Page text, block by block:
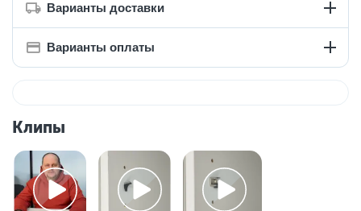
Варианты доставки
Варианты оплаты
Клипы